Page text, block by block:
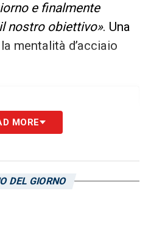
e finalmente
nostro obiettivo». Una
mentalità d’acciaio
MORE
DEL GIORNO